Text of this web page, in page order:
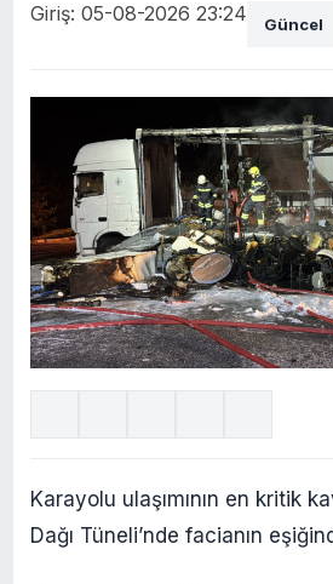
Giriş: 05-08-2026 23:24 Güncel
Karayolu ulaşımının en kritik
Dağı Tüneli’nde facianın